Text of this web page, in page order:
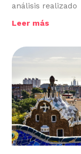
análisis realizado
Leer más